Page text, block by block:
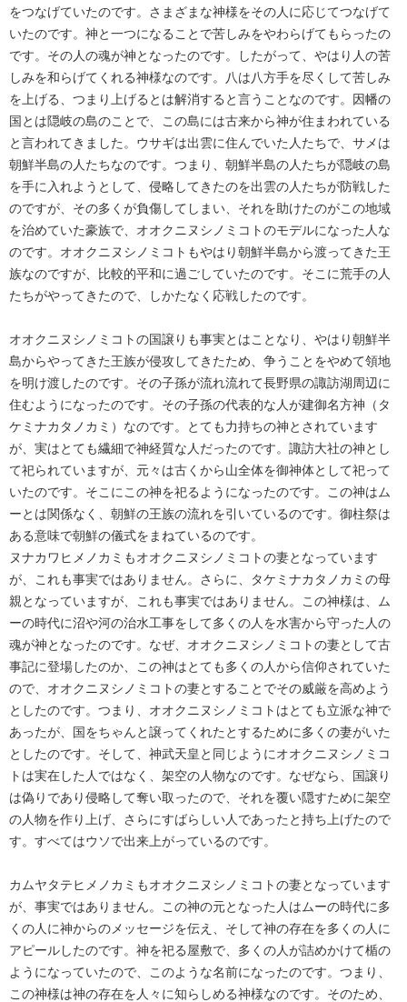
をつなげていたのです。さまざまな神様をその人に応じてつなげて
いたのです。神と一つになることで苦しみをやわらげてもらったの
です。その人の魂が神となったのです。したがって、やはり人の苦
しみを和らげてくれる神様なのです。八は八方手を尽くして苦しみ
を上げる、つまり上げるとは解消すると言うことなのです。因幡の
国とは隠岐の島のことで、この島には古来から神が住まわれている
と言われてきました。ウサギは出雲に住んでいた人たちで、サメは
朝鮮半島の人たちなのです。つまり、朝鮮半島の人たちが隠岐の島
を手に入れようとして、侵略してきたのを出雲の人たちが防戦した
のですが、その多くが負傷してしまい、それを助けたのがこの地域
を治めていた豪族で、オオクニヌシノミコトのモデルになった人な
のです。オオクニヌシノミコトもやはり朝鮮半島から渡ってきた王
族なのですが、比較的平和に過ごしていたのです。そこに荒手の人
たちがやってきたので、しかたなく応戦したのです。
オオクニヌシノミコトの国譲りも事実とはことなり、やはり朝鮮半
島からやってきた王族が侵攻してきたため、争うことをやめて領地
を明け渡したのです。その子孫が流れ流れて長野県の諏訪湖周辺に
住むようになったのです。その子孫の代表的な人が建御名方神（タ
ケミナカタノカミ）なのです。とても力持ちの神とされています
が、実はとても繊細で神経質な人だったのです。諏訪大社の神とし
て祀られていますが、元々は古くから山全体を御神体として祀って
いたのです。そこにこの神を祀るようになったのです。この神はム
ーとは関係なく、朝鮮の王族の流れを引いているのです。御柱祭は
ある意味で朝鮮の儀式をまねているのです。
ヌナカワヒメノカミもオオクニヌシノミコトの妻となっています
が、これも事実ではありません。さらに、タケミナカタノカミの母
親となっていますが、これも事実ではありません。この神様は、ム
ーの時代に沼や河の治水工事をして多くの人を水害から守った人の
魂が神となったのです。なぜ、オオクニヌシノミコトの妻として古
事記に登場したのか、この神はとても多くの人から信仰されていた
ので、オオクニヌシノミコトの妻とすることでその威厳を高めよう
としたのです。つまり、オオクニヌシノミコトはとても立派な神で
あったが、国をちゃんと譲ってくれたとするために多くの妻がいた
としたのです。そして、神武天皇と同じようにオオクニヌシノミコ
トは実在した人ではなく、架空の人物なのです。なぜなら、国譲り
は偽りであり侵略して奪い取ったので、それを覆い隠すために架空
の人物を作り上げ、さらにすばらしい人であったと持ち上げたので
す。すべてはウソで出来上がっているのです。
カムヤタテヒメノカミもオオクニヌシノミコトの妻となっています
が、事実ではありません。この神の元となった人はムーの時代に多
くの人に神からのメッセージを伝え、そして神の存在を多くの人に
アピールしたのです。神を祀る屋敷で、多くの人が詰めかけて楯の
ようになっていたので、このような名前になったのです。つまり、
この神様は神の存在を人々に知らしめる神様なのです。そのため、